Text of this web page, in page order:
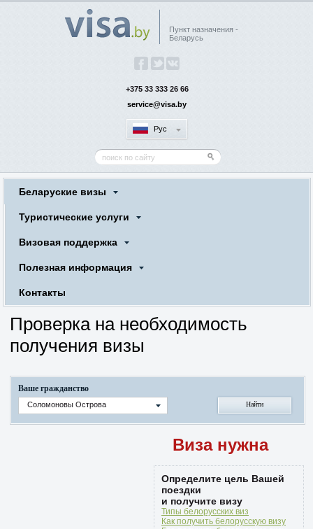
Пункт назначения -
Беларусь
+375 33 333 26 66
service@visa.by
Рус
Беларуские визы
Туристические услуги
Визовая поддержка
Полезная информация
Контакты
Проверка на необходимость
получения визы
Ваше гражданство
Соломоновы Острова
Виза нужна
Определите цель Вашей
поездки
и получите визу
Типы белорусских виз
Как получить белорусскую визу